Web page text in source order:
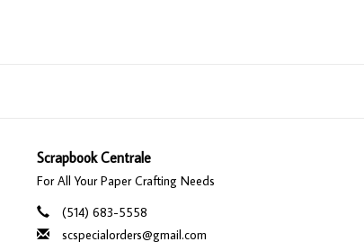
Scrapbook Centrale
For All Your Paper Crafting Needs
(514) 683-5558
scspecialorders@gmail.com